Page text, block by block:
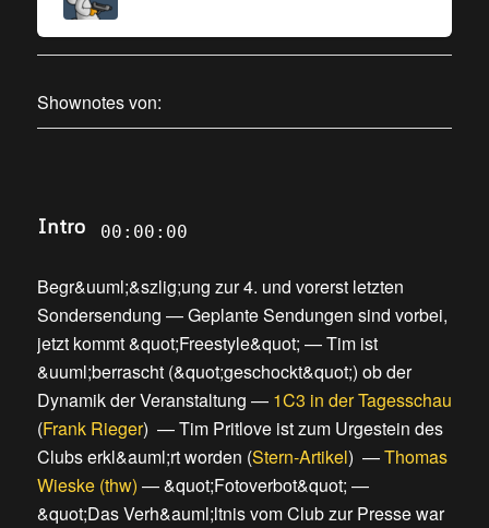
Shownotes von:
Intro 00:00:00
Begr&uuml;&szlig;ung zur 4. und vorerst letzten
Sondersendung —Geplante Sendungen sind vorbei,
jetzt kommt &quot;Freestyle&quot; —Tim ist
&uuml;berrascht (&quot;geschockt&quot;) ob der
Dynamik der Veranstaltung — 1C3 in der Tagesschau
(Frank Rieger) —Tim Pritlove ist zum Urgestein des
Clubs erkl&auml;rt worden (Stern-Artikel) —Thomas
Wieske (thw) —&quot;Fotoverbot&quot; —
&quot;Das Verh&auml;ltnis vom Club zur Presse war